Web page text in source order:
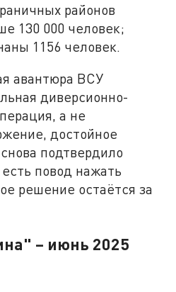
районов
130 000 человек;
1156 человек.
авантюра ВСУ
диверсионно-
а не
достойное
подтвердило
повод нажать
решение остаётся за
– июнь 2025